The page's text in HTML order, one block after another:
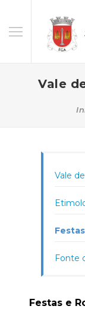
Vale
Vale
Fonte
Festas e